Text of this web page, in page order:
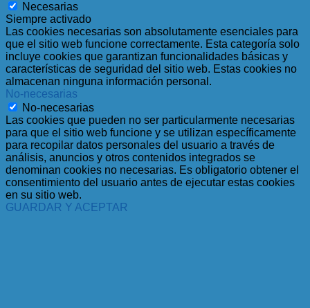
Necesarias
Siempre activado
Las cookies necesarias son absolutamente esenciales para
que el sitio web funcione correctamente. Esta categoría solo
incluye cookies que garantizan funcionalidades básicas y
características de seguridad del sitio web. Estas cookies no
almacenan ninguna información personal.
No-necesarias
No-necesarias
Las cookies que pueden no ser particularmente necesarias
para que el sitio web funcione y se utilizan específicamente
para recopilar datos personales del usuario a través de
análisis, anuncios y otros contenidos integrados se
denominan cookies no necesarias. Es obligatorio obtener el
consentimiento del usuario antes de ejecutar estas cookies
en su sitio web.
GUARDAR Y ACEPTAR